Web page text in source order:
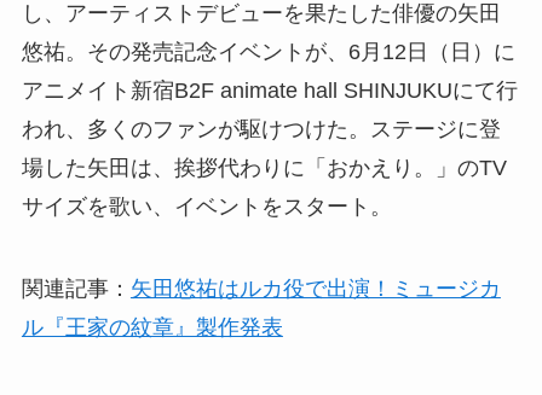
し、アーティストデビューを果たした俳優の矢田
悠祐。その発売記念イベントが、6月12日（日）に
アニメイト新宿B2F animate hall SHINJUKUにて行
われ、多くのファンが駆けつけた。ステージに登
場した矢田は、挨拶代わりに「おかえり。」のTV
サイズを歌い、イベントをスタート。
関連記事： 矢田悠祐はルカ役で出演！ミュージカ
ル『王家の紋章』製作発表